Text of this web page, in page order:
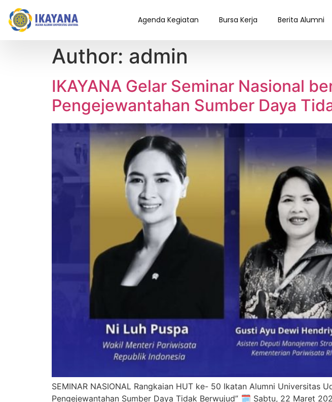
Agenda Kegiatan Bursa Kerja Berita Alumni
Author: admin
IKAYANA Gelar Seminar Nasional
Pengejewantahan Sumber Daya
SEMINAR NASIONAL Rangkaian HUT ke- 50 Ikatan Alumni Universitas
Pengejewantahan Sumber Daya Tidak Berwujud” 🗓 Sabtu, 22 Maret